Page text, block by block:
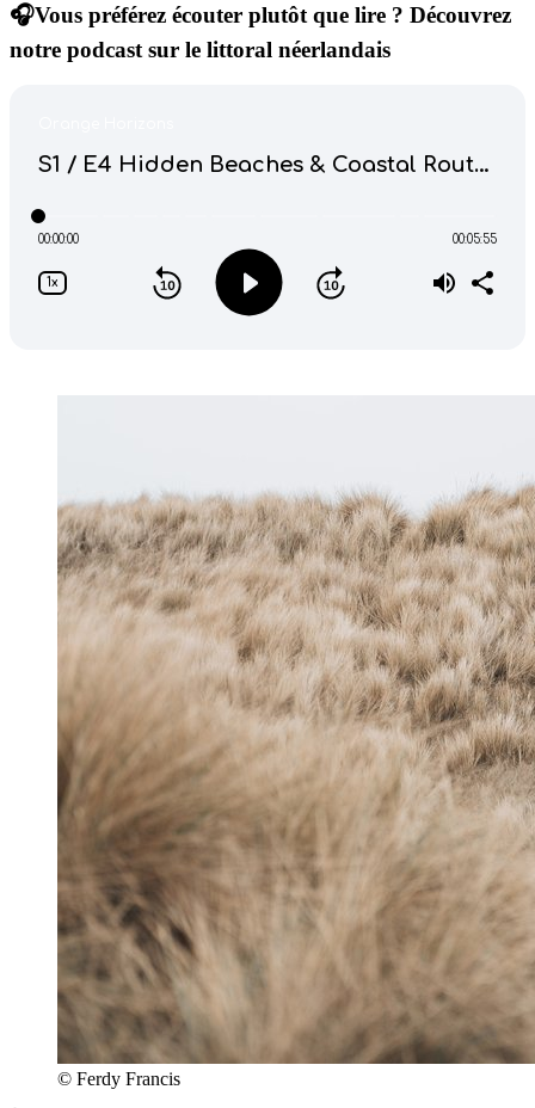
🎧Vous préférez écouter plutôt que lire ? Découvrez
notre podcast sur le littoral néerlandais
© Ferdy Francis